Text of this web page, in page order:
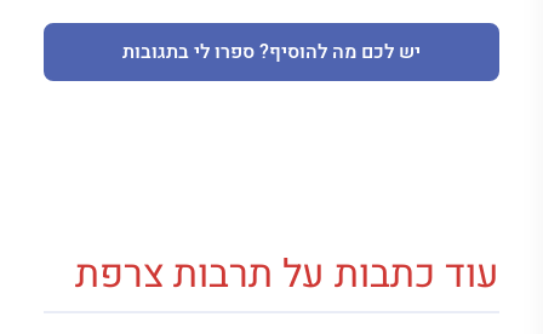
יש לכם מה להוסיף? ספרו לי בתגובות
עוד כתבות על תרבות צרפת